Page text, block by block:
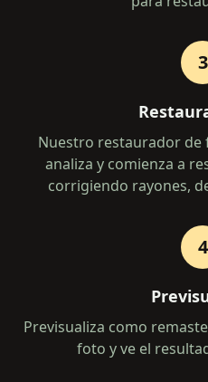
3
Nuestro restaurador
analiza y comienza a
corrigiendo rayones,
4
Previsualiza como
foto y ve el